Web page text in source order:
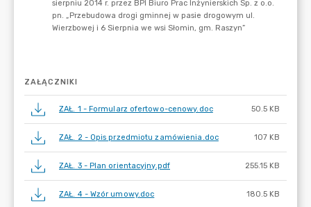
ZAŁĄCZNIKI
ZAŁ. 1 - Formularz ofertowo-cenowy.doc 50.5 KB
ZAŁ. 2 - Opis przedmiotu zamówienia.doc 107 KB
ZAŁ. 3 - Plan orientacyjny.pdf 255.15 KB
ZAŁ. 4 - Wzór umowy.doc 180.5 KB